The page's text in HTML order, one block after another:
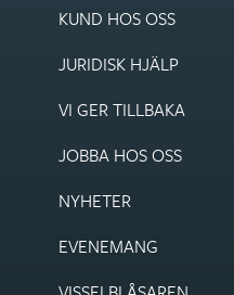
KUND HOS OSS
JURIDISK HJÄLP
VI GER TILLBAKA
JOBBA HOS OSS
NYHETER
EVENEMANG